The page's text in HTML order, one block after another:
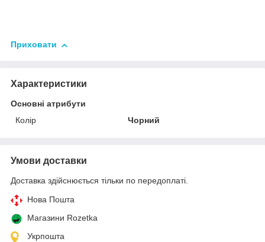
Приховати
Характеристики
Основні атрибути
Колір
Чорний
Умови доставки
Доставка здійснюється тільки по передоплаті.
Нова Пошта
Магазини Rozetka
Укрпошта